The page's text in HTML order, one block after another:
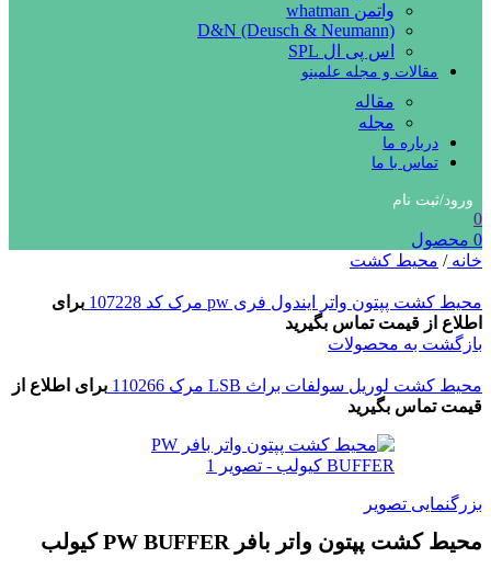
واتمن whatman
D&N (Deusch & Neumann)
اس پی ال SPL
مقالات و مجله علمینو
مقاله
مجله
درباره ما
تماس با ما
ورود/ثبت نام
0
0 محصول
خانه/ محیط کشت
محیط کشت پپتون واتر ایندول فری pw مرک کد 107228
برای
اطلاع از قیمت تماس بگیرید
بازگشت به محصولات
محیط کشت لوریل سولفات براث LSB مرک 110266
برای اطلاع از
قیمت تماس بگیرید
بزرگنمایی تصویر
محیط کشت پپتون واتر بافر PW BUFFER کیولب